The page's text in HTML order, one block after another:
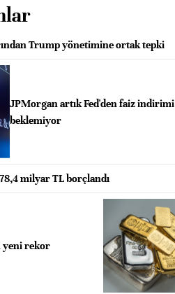
Trump yönetimine ortak tepki
JPMorgan artık Fed'den faiz indirimi
beklemiyor
milyar TL borçlandı
yeni rekor